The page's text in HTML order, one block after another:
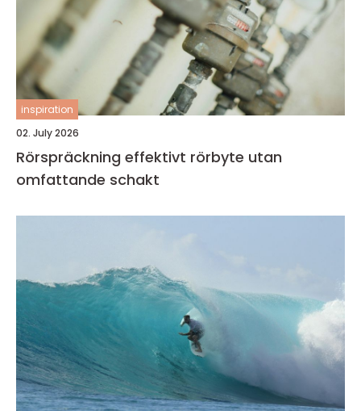
inspiration
02. July 2026
Rörspräckning effektivt rörbyte utan
omfattande schakt